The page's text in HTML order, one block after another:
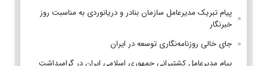
پیام تبریک مدیرعامل سازمان بنادر و دریانوردی به مناسبت روز
خبرنگار
جای خالی روزنامه‌نگاری توسعه در ایران
پیام مدیرعامل کشتیرانی جمهوری اسلامی ایران در گرامیداشت